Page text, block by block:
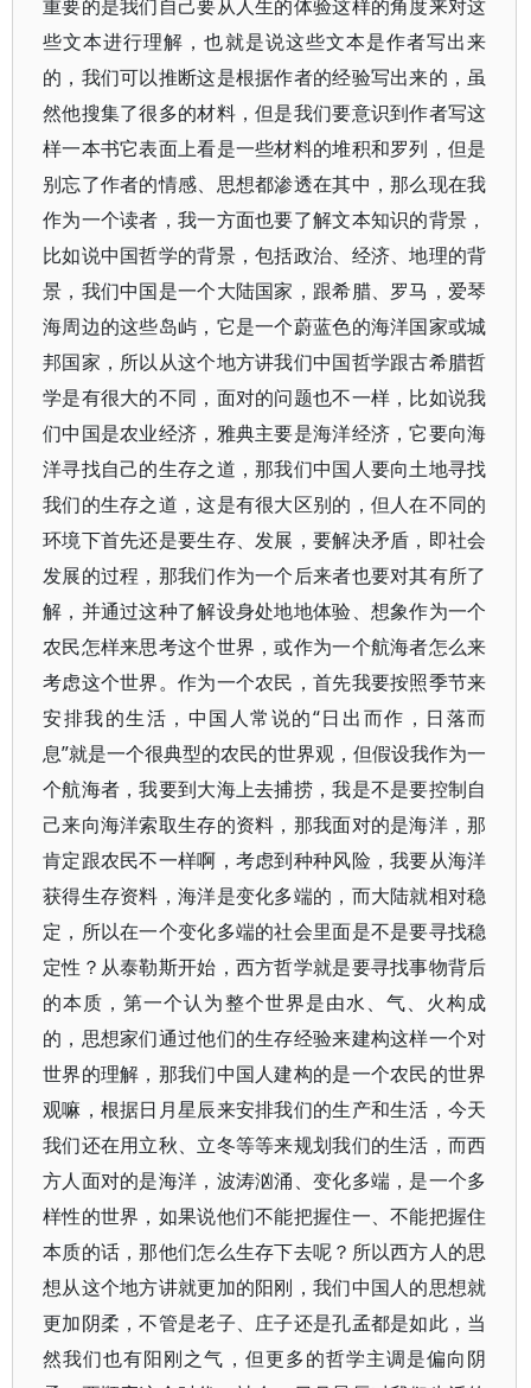
重要的是我们自己要从人生的体验这样的角度来对这
些文本进行理解，也就是说这些文本是作者写出来
的，我们可以推断这是根据作者的经验写出来的，虽
然他搜集了很多的材料，但是我们要意识到作者写这
样一本书它表面上看是一些材料的堆积和罗列，但是
别忘了作者的情感、思想都渗透在其中，那么现在我
作为一个读者，我一方面也要了解文本知识的背景，
比如说中国哲学的背景，包括政治、经济、地理的背
景，我们中国是一个大陆国家，跟希腊、罗马，爱琴
海周边的这些岛屿，它是一个蔚蓝色的海洋国家或城
邦国家，所以从这个地方讲我们中国哲学跟古希腊哲
学是有很大的不同，面对的问题也不一样，比如说我
们中国是农业经济，雅典主要是海洋经济，它要向海
洋寻找自己的生存之道，那我们中国人要向土地寻找
我们的生存之道，这是有很大区别的，但人在不同的
环境下首先还是要生存、发展，要解决矛盾，即社会
发展的过程，那我们作为一个后来者也要对其有所了
解，并通过这种了解设身处地地体验、想象作为一个
农民怎样来思考这个世界，或作为一个航海者怎么来
考虑这个世界。作为一个农民，首先我要按照季节来
安排我的生活，中国人常说的“日出而作，日落而
息”就是一个很典型的农民的世界观，但假设我作为一
个航海者，我要到大海上去捕捞，我是不是要控制自
己来向海洋索取生存的资料，那我面对的是海洋，那
肯定跟农民不一样啊，考虑到种种风险，我要从海洋
获得生存资料，海洋是变化多端的，而大陆就相对稳
定，所以在一个变化多端的社会里面是不是要寻找稳
定性？从泰勒斯开始，西方哲学就是要寻找事物背后
的本质，第一个认为整个世界是由水、气、火构成
的，思想家们通过他们的生存经验来建构这样一个对
世界的理解，那我们中国人建构的是一个农民的世界
观嘛，根据日月星辰来安排我们的生产和生活，今天
我们还在用立秋、立冬等等来规划我们的生活，而西
方人面对的是海洋，波涛汹涌、变化多端，是一个多
样性的世界，如果说他们不能把握住一、不能把握住
本质的话，那他们怎么生存下去呢？所以西方人的思
想从这个地方讲就更加的阳刚，我们中国人的思想就
更加阴柔，不管是老子、庄子还是孔孟都是如此，当
然我们也有阳刚之气，但更多的哲学主调是偏向阴